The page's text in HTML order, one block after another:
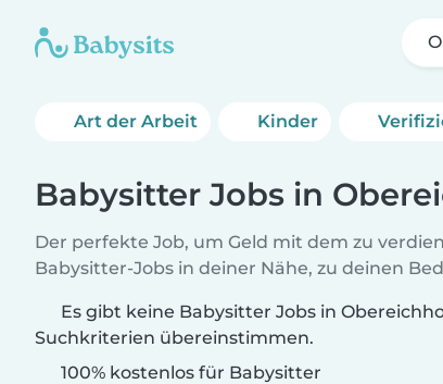
Art der Arbeit Kinder
Babysitter Jobs in
Der perfekte Job, um Geld mit dem zu
Babysitter-Jobs in deiner Nähe, zu deinen
Es gibt keine Babysitter Jobs in
Suchkriterien übereinstimmen.
100% kostenlos für Babysitter